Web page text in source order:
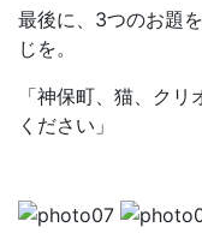
最後に、3つのお題
じを。
「神保町、猫、ク
ください」